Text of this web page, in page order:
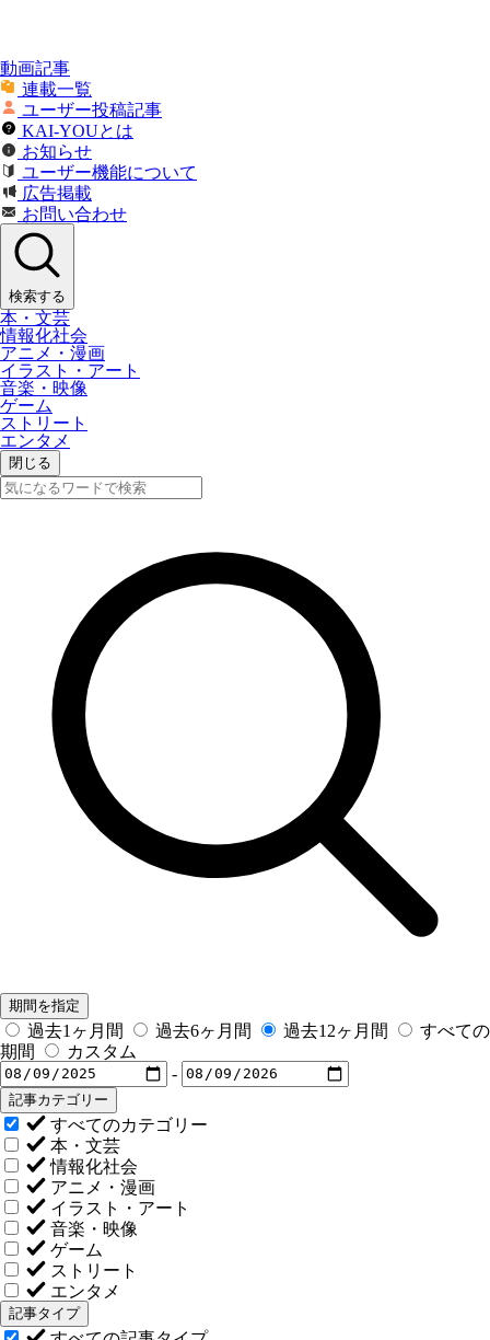
動画記事
連載一覧
ユーザー投稿記事
KAI-YOUとは
お知らせ
ユーザー機能について
広告掲載
お問い合わせ
検索する
本・文芸
情報化社会
アニメ・漫画
イラスト・アート
音楽・映像
ゲーム
ストリート
エンタメ
閉じる
期間を指定
過去1ヶ月間 過去6ヶ月間 過去12ヶ月間
すべての
期間
カスタム
-
記事カテゴリー
すべてのカテゴリー
本・文芸
情報化社会
アニメ・漫画
イラスト・アート
音楽・映像
ゲーム
ストリート
エンタメ
記事タイプ